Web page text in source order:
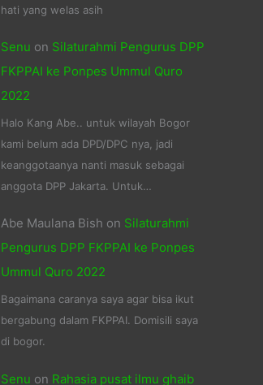
hati yang welas asih
Senu on Silaturahmi Pengurus DPP
FKPPAI ke Ponpes Ummul Quro
2022
Halo Kang Abe.. untuk wilayah Bogor
kami belum ada DPD/DPC nya, jadi
keanggotaanya nanti masuk sebagai
anggota DPP Jakarta. Untuk…
Abe Maulana Bish on Silaturahmi
Pengurus DPP FKPPAI ke Ponpes
Ummul Quro 2022
Bagaimana caranya saya agar bisa ikut
bergabung dalam FKPPAI. Domisili saya
di bogor.
Senu on Rahasia pusat ilmu ghaib